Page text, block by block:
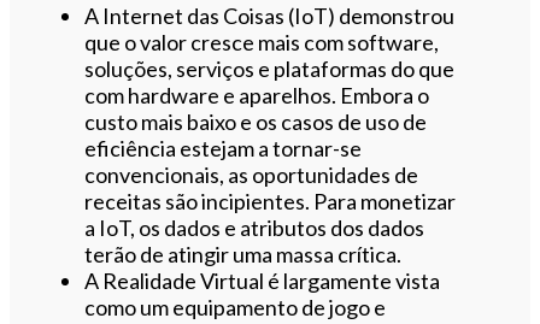
A Internet das Coisas (IoT) demonstrou
que o valor cresce mais com software,
soluções, serviços e plataformas do que
com hardware e aparelhos. Embora o
custo mais baixo e os casos de uso de
eficiência estejam a tornar-se
convencionais, as oportunidades de
receitas são incipientes. Para monetizar
a IoT, os dados e atributos dos dados
terão de atingir uma massa crítica.
A Realidade Virtual é largamente vista
como um equipamento de jogo e